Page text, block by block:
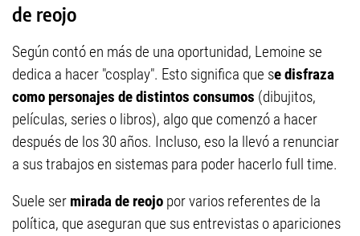
de reojo
Según contó en más de una oportunidad, Lemoine se
dedica a hacer "cosplay". Esto significa que se disfraza
como personajes de distintos consumos (dibujitos,
películas, series o libros), algo que comenzó a hacer
después de los 30 años. Incluso, eso la llevó a renunciar
a sus trabajos en sistemas para poder hacerlo full time.
Suele ser mirada de reojo por varios referentes de la
política, que aseguran que sus entrevistas o apariciones